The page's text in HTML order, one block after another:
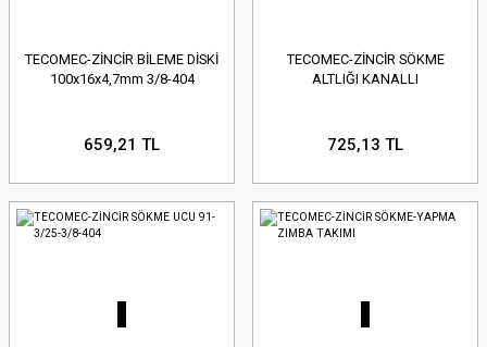
TECOMEC-ZİNCİR BİLEME DİSKİ
100x16x4,7mm 3/8-404
659,21 TL
TECOMEC-ZİNCİR SÖKME
ALTLIĞI KANALLI
725,13 TL